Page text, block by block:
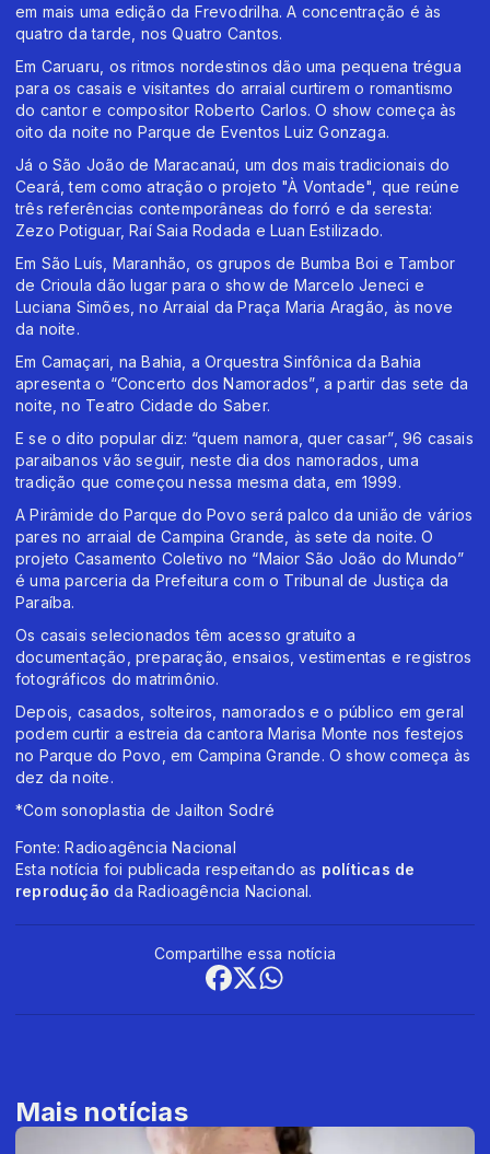
em mais uma edição da Frevodrilha. A concentração é às
quatro da tarde, nos Quatro Cantos.
Em Caruaru, os ritmos nordestinos dão uma pequena trégua
para os casais e visitantes do arraial curtirem o romantismo
do cantor e compositor Roberto Carlos. O show começa às
oito da noite no Parque de Eventos Luiz Gonzaga.
Já o São João de Maracanaú, um dos mais tradicionais do
Ceará, tem como atração o projeto "À Vontade", que reúne
três referências contemporâneas do forró e da seresta:
Zezo Potiguar, Raí Saia Rodada e Luan Estilizado.
Em São Luís, Maranhão, os grupos de Bumba Boi e Tambor
de Crioula dão lugar para o show de Marcelo Jeneci e
Luciana Simões, no Arraial da Praça Maria Aragão, às nove
da noite.
Em Camaçari, na Bahia, a Orquestra Sinfônica da Bahia
apresenta o “Concerto dos Namorados”, a partir das sete da
noite, no Teatro Cidade do Saber.
E se o dito popular diz: “quem namora, quer casar”, 96 casais
paraibanos vão seguir, neste dia dos namorados, uma
tradição que começou nessa mesma data, em 1999.
A Pirâmide do Parque do Povo será palco da união de vários
pares no arraial de Campina Grande, às sete da noite. O
projeto Casamento Coletivo no “Maior São João do Mundo”
é uma parceria da Prefeitura com o Tribunal de Justiça da
Paraíba.
Os casais selecionados têm acesso gratuito a
documentação, preparação, ensaios, vestimentas e registros
fotográficos do matrimônio.
Depois, casados, solteiros, namorados e o público em geral
podem curtir a estreia da cantora Marisa Monte nos festejos
no Parque do Povo, em Campina Grande. O show começa às
dez da noite.
*Com sonoplastia de Jailton Sodré
Fonte: Radioagência Nacional
Esta notícia foi publicada respeitando as políticas de
reprodução da Radioagência Nacional.
Compartilhe essa notícia
Mais notícias